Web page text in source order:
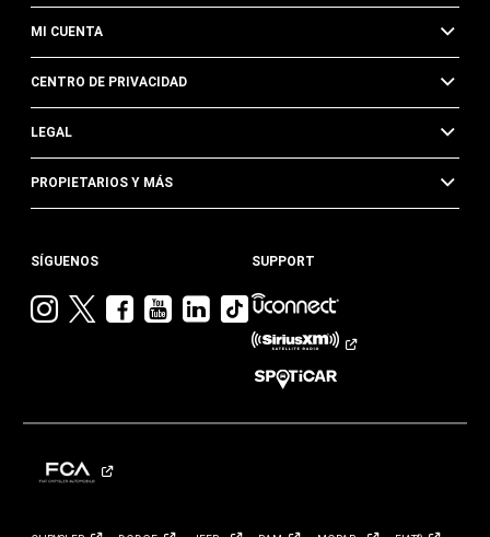
MI CUENTA
CENTRO DE PRIVACIDAD
LEGAL
PROPIETARIOS Y MÁS
SÍGUENOS
VisitaVisitaVisitaVisita
YouTube
Visita
Jeep
Linkedin
Visita
Jeep
en
TikTok
SUPPORT